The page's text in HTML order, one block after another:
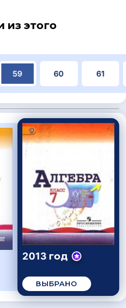
из этого
59 60 61
2013 год
ВЫБРАНО